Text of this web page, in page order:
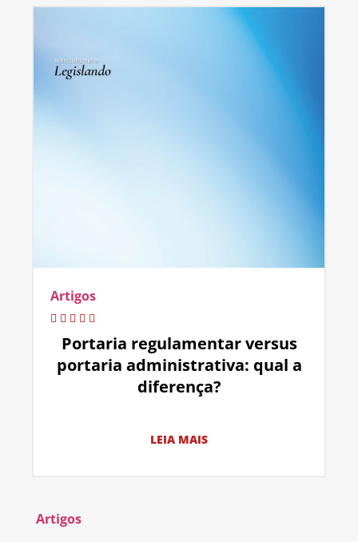
Artigos
Portaria regulamentar versus
portaria administrativa: qual a
diferença?
LEIA MAIS
Artigos